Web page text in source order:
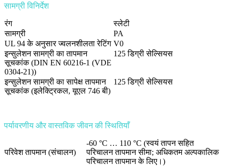
सामग्री विनिर्देश
रंग
स्लेटी
सामग्री
PA
UL 94 के अनुसार ज्वलनशीलता रेटिंग V0
इन्सुलेशन सामग्री का तापमान
सूचकांक (DIN EN 60216-1 (VDE
0304-21))
125 डिग्री सेल्सियस
इन्सुलेशन सामग्री का सापेक्ष तापमान
सूचकांक (इलेक्ट्रिकल, यूएल 746 बी)
125 डिग्री सेल्सियस
पर्यावरणीय और वास्तविक जीवन की स्थितियाँ
परिवेश तापमान (संचालन)
-60 °C … 110 °C (स्वयं तापन सहित
परिचालन तापमान सीमा; अधिकतम अल्पकालिक
परिचालन तापमान के लिए।)